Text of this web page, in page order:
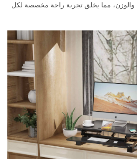
مما يخلق تجربة راحة مخصصة لكل